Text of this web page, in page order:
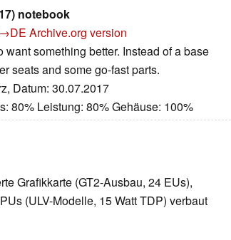
notebook
Archive.org version
something better. Instead of a base
seats and some go-fast parts.
Datum: 30.07.2017
80% Leistung: 80% Gehäuse: 100%
Grafikkarte (GT2-Ausbau, 24 EUs),
(ULV-Modelle, 15 Watt TDP) verbaut